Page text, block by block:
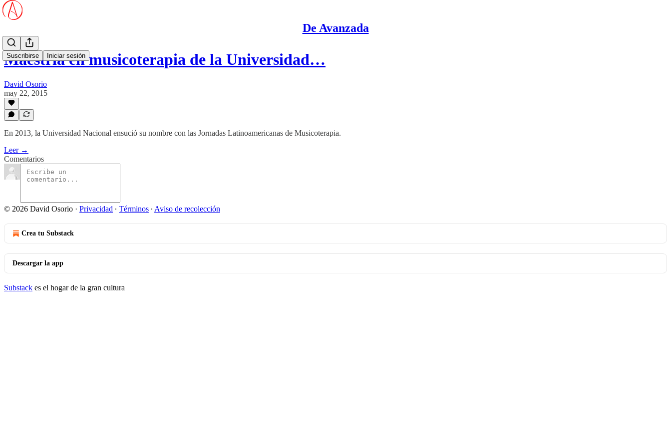
De Avanzada
Suscribirse Iniciar sesión
Maestría en musicoterapia de la Universidad…
David Osorio
may 22, 2015
En 2013, la Universidad Nacional ensució su nombre con las Jornadas Latinoamericanas de Musicoterapia.
Leer →
Comentarios
© 2026 David Osorio · Privacidad ∙ Términos ∙ Aviso de recolección
Crea tu Substack
Descargar la app
Substack es el hogar de la gran cultura